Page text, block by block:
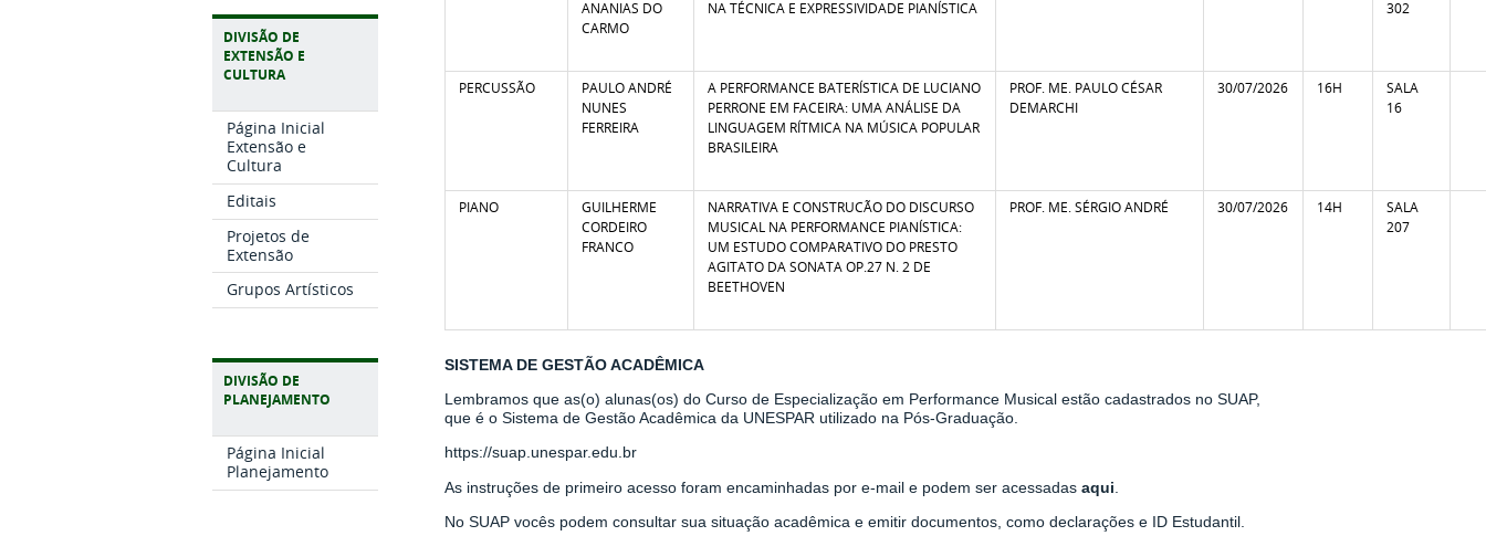
DIVISÃO DE
EXTENSÃO E
CULTURA
Página Inicial
Extensão e
Cultura
Editais
Projetos de
Extensão
Grupos Artísticos
DIVISÃO DE
PLANEJAMENTO
Página Inicial
Planejamento
ANANIAS DO
CARMO
NA TÉCNICA E EXPRESSIVIDADE PIANÍSTICA
302
PERCUSSÃO
PAULO ANDRÉ
NUNES
FERREIRA
A PERFORMANCE BATERÍSTICA DE LUCIANO
PERRONE EM FACEIRA: UMA ANÁLISE DA
LINGUAGEM RÍTMICA NA MÚSICA POPULAR
BRASILEIRA
PROF. ME. PAULO CÉSAR
DEMARCHI
30/07/2026 16H
SALA
16
PIANO
GUILHERME
CORDEIRO
FRANCO
NARRATIVA E CONSTRUCÃO DO DISCURSO
MUSICAL NA PERFORMANCE PIANÍSTICA:
UM ESTUDO COMPARATIVO DO PRESTO
AGITATO DA SONATA OP.27 N. 2 DE
BEETHOVEN
PROF. ME. SÉRGIO ANDRÉ 30/07/2026 14H
SALA
207
SISTEMA DE GESTÃO ACADÊMICA
Lembramos que as(o) alunas(os) do Curso de Especialização em Performance Musical estão cadastrados no SUAP,
que é o Sistema de Gestão Acadêmica da UNESPAR utilizado na Pós-Graduação.
https://suap.unespar.edu.br
As instruções de primeiro acesso foram encaminhadas por e-mail e podem ser acessadas aqui
No SUAP vocês podem consultar sua situação acadêmica e emitir documentos, como declarações e ID Estudantil.